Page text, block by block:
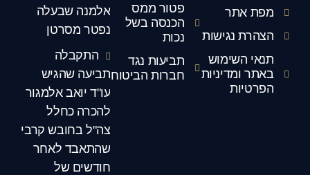
אלמנה שבעלה
נפטר מסרטן
התקבלה
תביעה שהגיש
עו"ד יואב אלמגור
להכרה כחלל
צה"ל בחובש קרבי
שהתאבד לאחר
חודשים של
פטור ממס
הכנסה בשל
נכות
תביעות נגד
חברות הביטוח
מפת אתר
הצהרת נגישות
תנאי השימוש
באתר ומדיניות
הפרטיות